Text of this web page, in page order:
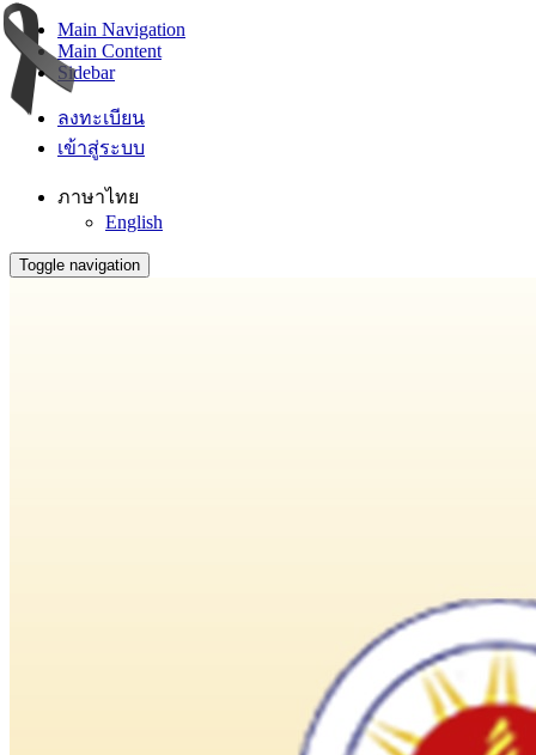
Main Navigation
Main Content
Sidebar
ลงทะเบียน
เข้าสู่ระบบ
ภาษาไทย
English
Toggle navigation